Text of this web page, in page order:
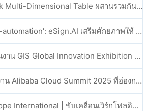
eSign.AI และ Lark Multi-Dimensional Table ผสานรวมกันอย่างเป็นทางการ: การลงนามและการเก็บถาวรสัญญาอิเล็กทรอนิกส์แบบอัตโนมัติเต็มรูปแบบ
เปิดตัวสกิล 'esign-automation': eSign.AI เสริมศักยภาพให้ OpenClaw ด้วยลายเซ็นอิเล็กทรอนิกส์อัตโนมัติ
eSign.AI เปิดตัวในงาน GIS Global Innovation Exhibition 2025
eSign.AI เข้าร่วมงาน Alibaba Cloud Summit 2025 ที่ฮ่องกง เพื่อขับเคลื่อนนวัตกรรมคลาวด์ที่ขับเคลื่อนด้วย AI และความเชื่อมั่นทางดิจิทัล
eSign.AI × Antelope International | ขับเคลื่อนเวิร์กโฟลดิจิทัลที่ปลอดภัยและขับเคลื่อนด้วย AI